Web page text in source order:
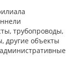
трубопроводы,
другие объекты